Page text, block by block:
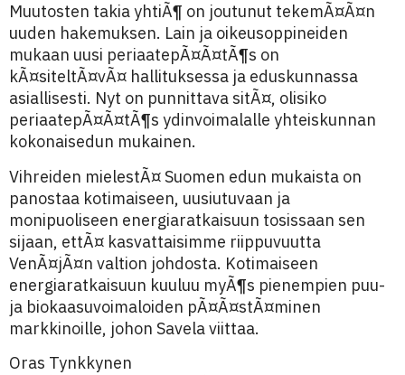
Muutosten takia yhtiÃ¶ on joutunut tekemÃ¤Ã¤n
uuden hakemuksen. Lain ja oikeusoppineiden
mukaan uusi periaatepÃ¤Ã¤tÃ¶s on
kÃ¤siteltÃ¤vÃ¤ hallituksessa ja eduskunnassa
asiallisesti. Nyt on punnittava sitÃ¤, olisiko
periaatepÃ¤Ã¤tÃ¶s ydinvoimalalle yhteiskunnan
kokonaisedun mukainen.
Vihreiden mielestÃ¤ Suomen edun mukaista on
panostaa kotimaiseen, uusiutuvaan ja
monipuoliseen energiaratkaisuun tosissaan sen
sijaan, ettÃ¤ kasvattaisimme riippuvuutta
VenÃ¤jÃ¤n valtion johdosta. Kotimaiseen
energiaratkaisuun kuuluu myÃ¶s pienempien puu-
ja biokaasuvoimaloiden pÃ¤Ã¤stÃ¤minen
markkinoille, johon Savela viittaa.
Oras Tynkkynen